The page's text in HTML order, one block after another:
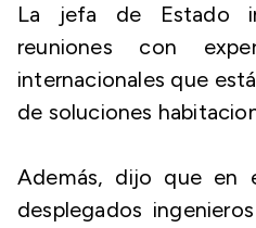
La jefa de Estado
reuniones con
internacionales que
de soluciones
Además, dijo que en
desplegados